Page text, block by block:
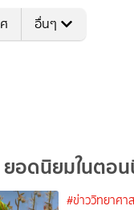
อื่นๆ
ยอดนิยมในตอ
#ข่าววิทยาศา